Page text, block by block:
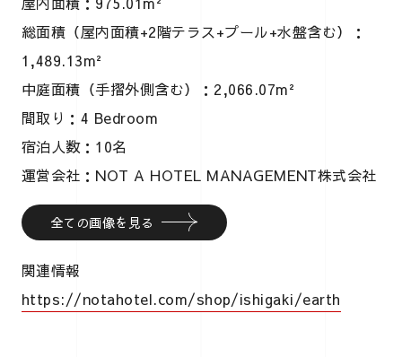
総面積（屋内面積+2階テラス+プール+水盤含む）：
1,489.13m²
中庭面積（手摺外側含む）：2,066.07m²
間取り：4 Bedroom
宿泊人数：10名
運営会社：NOT A HOTEL MANAGEMENT株式会社
全ての画像を見る
関連情報
https://notahotel.com/shop/ishigaki/earth